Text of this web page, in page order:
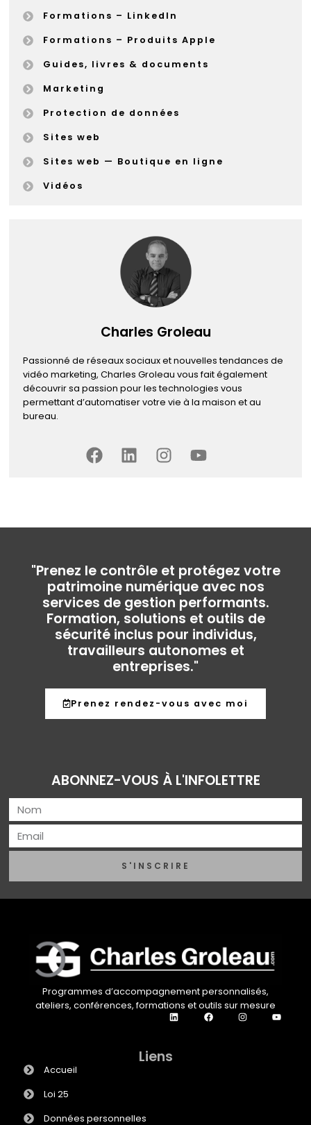
Formations – LinkedIn
Formations – Produits Apple
Guides, livres & documents
Marketing
Protection de données
Sites web
Sites web — Boutique en ligne
Vidéos
Charles Groleau
Passionné de réseaux sociaux et nouvelles tendances de
vidéo marketing, Charles Groleau vous fait également
découvrir sa passion pour les technologies vous
permettant d’automatiser votre vie à la maison et au
bureau.
"Prenez le contrôle et protégez votre
patrimoine numérique avec nos
services de gestion performants.
Formation, solutions et outils de
sécurité inclus pour individus,
travailleurs autonomes et
entreprises."
Prenez rendez-vous avec moi
ABONNEZ-VOUS À L'INFOLETTRE
S'INSCRIRE
Programmes d’accompagnement personnalisés,
ateliers, conférences, formations et outils sur mesure
Liens
Accueil
Loi 25
Données personnelles